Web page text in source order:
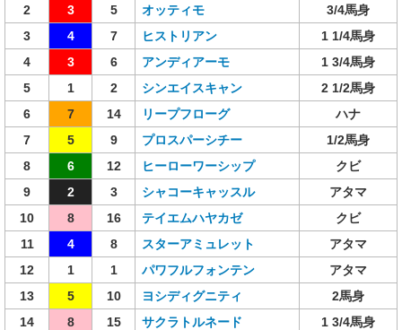
2
3 5 オッティモ
3/4馬身
3
4 7 ヒストリアン
1 1/4馬身
4
3 6 アンディアーモ
1 3/4馬身
5
1 2 シンエイスキャン
2 1/2馬身
6
7 14 リープフローグ
ハナ
7
5 9 プロスパーシチー
1/2馬身
8
6 12 ヒーローワーシップ
クビ
9
2 3 シャコーキャッスル
アタマ
10
8 16 テイエムハヤカゼ
クビ
11
4 8 スターアミュレット
アタマ
12
1 1 パワフルフォンテン
アタマ
13
5 10 ヨシディグニティ
2馬身
14
8 15 サクラトルネード
1 3/4馬身